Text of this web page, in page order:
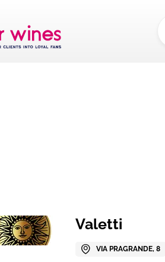
loro
Valetti
VIA PRAGRANDE, 8